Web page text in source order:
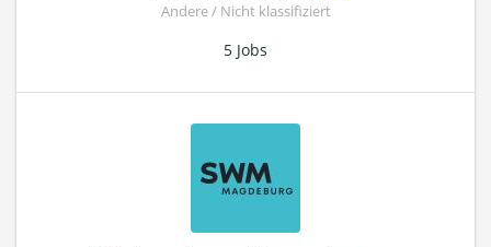
Andere / Nicht klassifiziert
5 Jobs